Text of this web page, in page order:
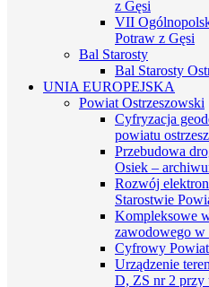
z Gęsi
VII
Potraw z Gęsi
Bal Starosty
Bal Starosty
UNIA EUROPEJSKA
Powiat Ostrzeszowski
Cyfryzacja
powiatu
Przebudowa
Osiek –
Rozwój
Starostwie
Kompleksowe
zawodowego w
Cyfrowy Powiat
Urządzenie
D, ZS nr 2